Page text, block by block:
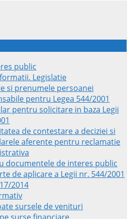
public
Legislatie
si prenumele persoanei
pentru Legea 544/2001
pentru solicitare in baza Legii
de contestare a deciziei si
aferente pentru reclamatie
documentele de interes public
de aplicare a Legii nr. 544/2001
2014
sursele de venituri